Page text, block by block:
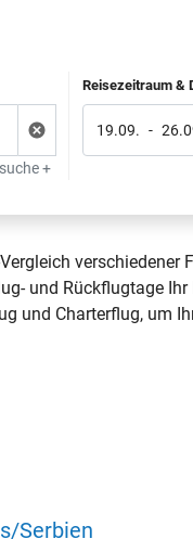
+
Reisezeitraum &
19.09. -
verschiedener
und Rückflugtage
und Charterflug, um
Serbien